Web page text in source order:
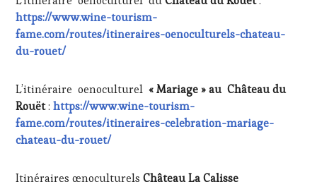
https://www.wine-tourism-
fame.com/routes/itineraires-oenoculturels-chateau-
du-rouet/
L’itinéraire oenoculturel « Mariage » au Château du
Rouët:https://www.wine-tourism-
fame.com/routes/itineraires-celebration-mariage-
chateau-du-rouet/
Itinéraires œnoculturelsChâteau La Calisse